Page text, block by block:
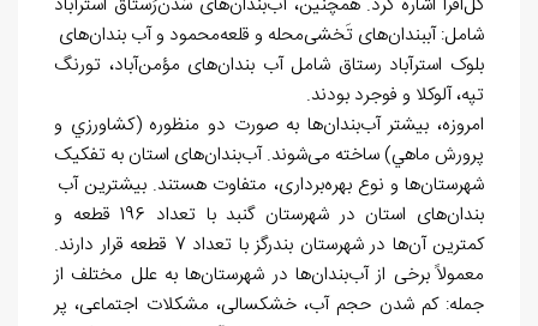
شامل: آب‏بندانهای تَخشیمحله و قلعهمحمود و آب بندانهای
بلوک استرآباد رستاق شامل آب بندانهای مؤمنآباد، تورنگ
تپه، آلوکلا و فوجرد بودند.
امروزه، بیشتر آببندانها به صورت دو منظوره (كشاورزي و
پرورش ماهي) ساخته میشوند. آببندانهای استان به تفکیک
شهرستانها و نوع بهرهبرداری، متفاوت هستند. بیشترین آب
بندان
های استان در شهرستان گنبد با تعداد 196 قطعه و
کمترین آن
ها در شهرستان بندرگز با تعداد 7 قطعه قرار دارند.
معمولاً برخی از آببندانها در شهرستانها به علل مختلف از
جمله: کم شدن حجم آب، خشکسالی، مشکلات اجتماعی، پر